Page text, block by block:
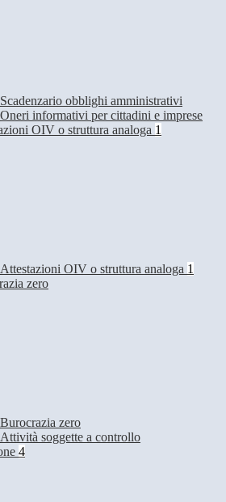
Scadenzario obblighi amministrativi
Oneri informativi per cittadini e imprese
OIV o struttura analoga 1
Attestazioni OIV o struttura analoga 1
zero
Burocrazia zero
Attività soggette a controllo
4